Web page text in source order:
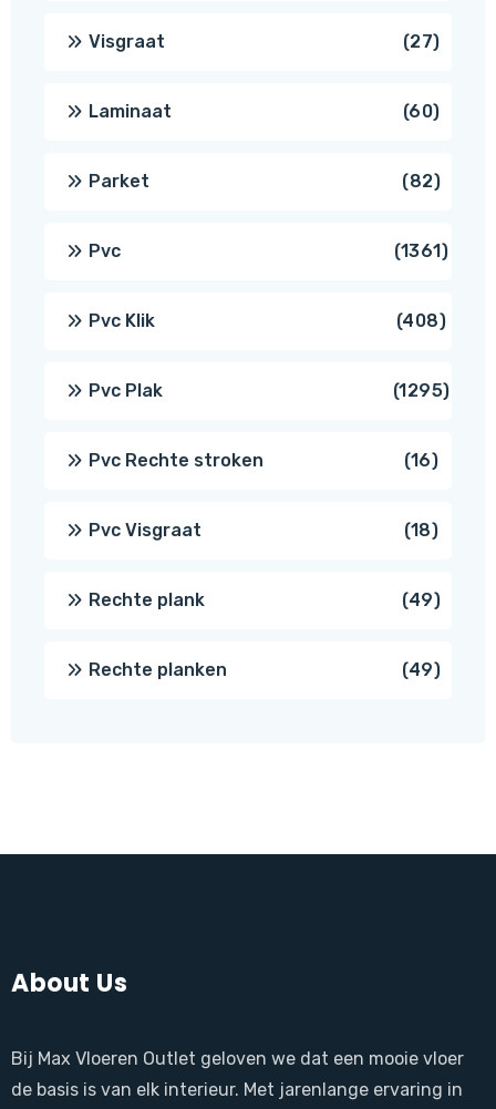
Visgraat 2727
Laminaat 6060
Parket 8282
Pvc 13611361
Pvc Klik 408408
Pvc Plak 12951295
Pvc Rechte stroken 1616
Pvc Visgraat 1818
Rechte plank 4949
Rechte planken 4949
About Us
Bij Max Vloeren Outlet geloven we dat een mooie vloer
de basis is van elk interieur. Met jarenlange ervaring in